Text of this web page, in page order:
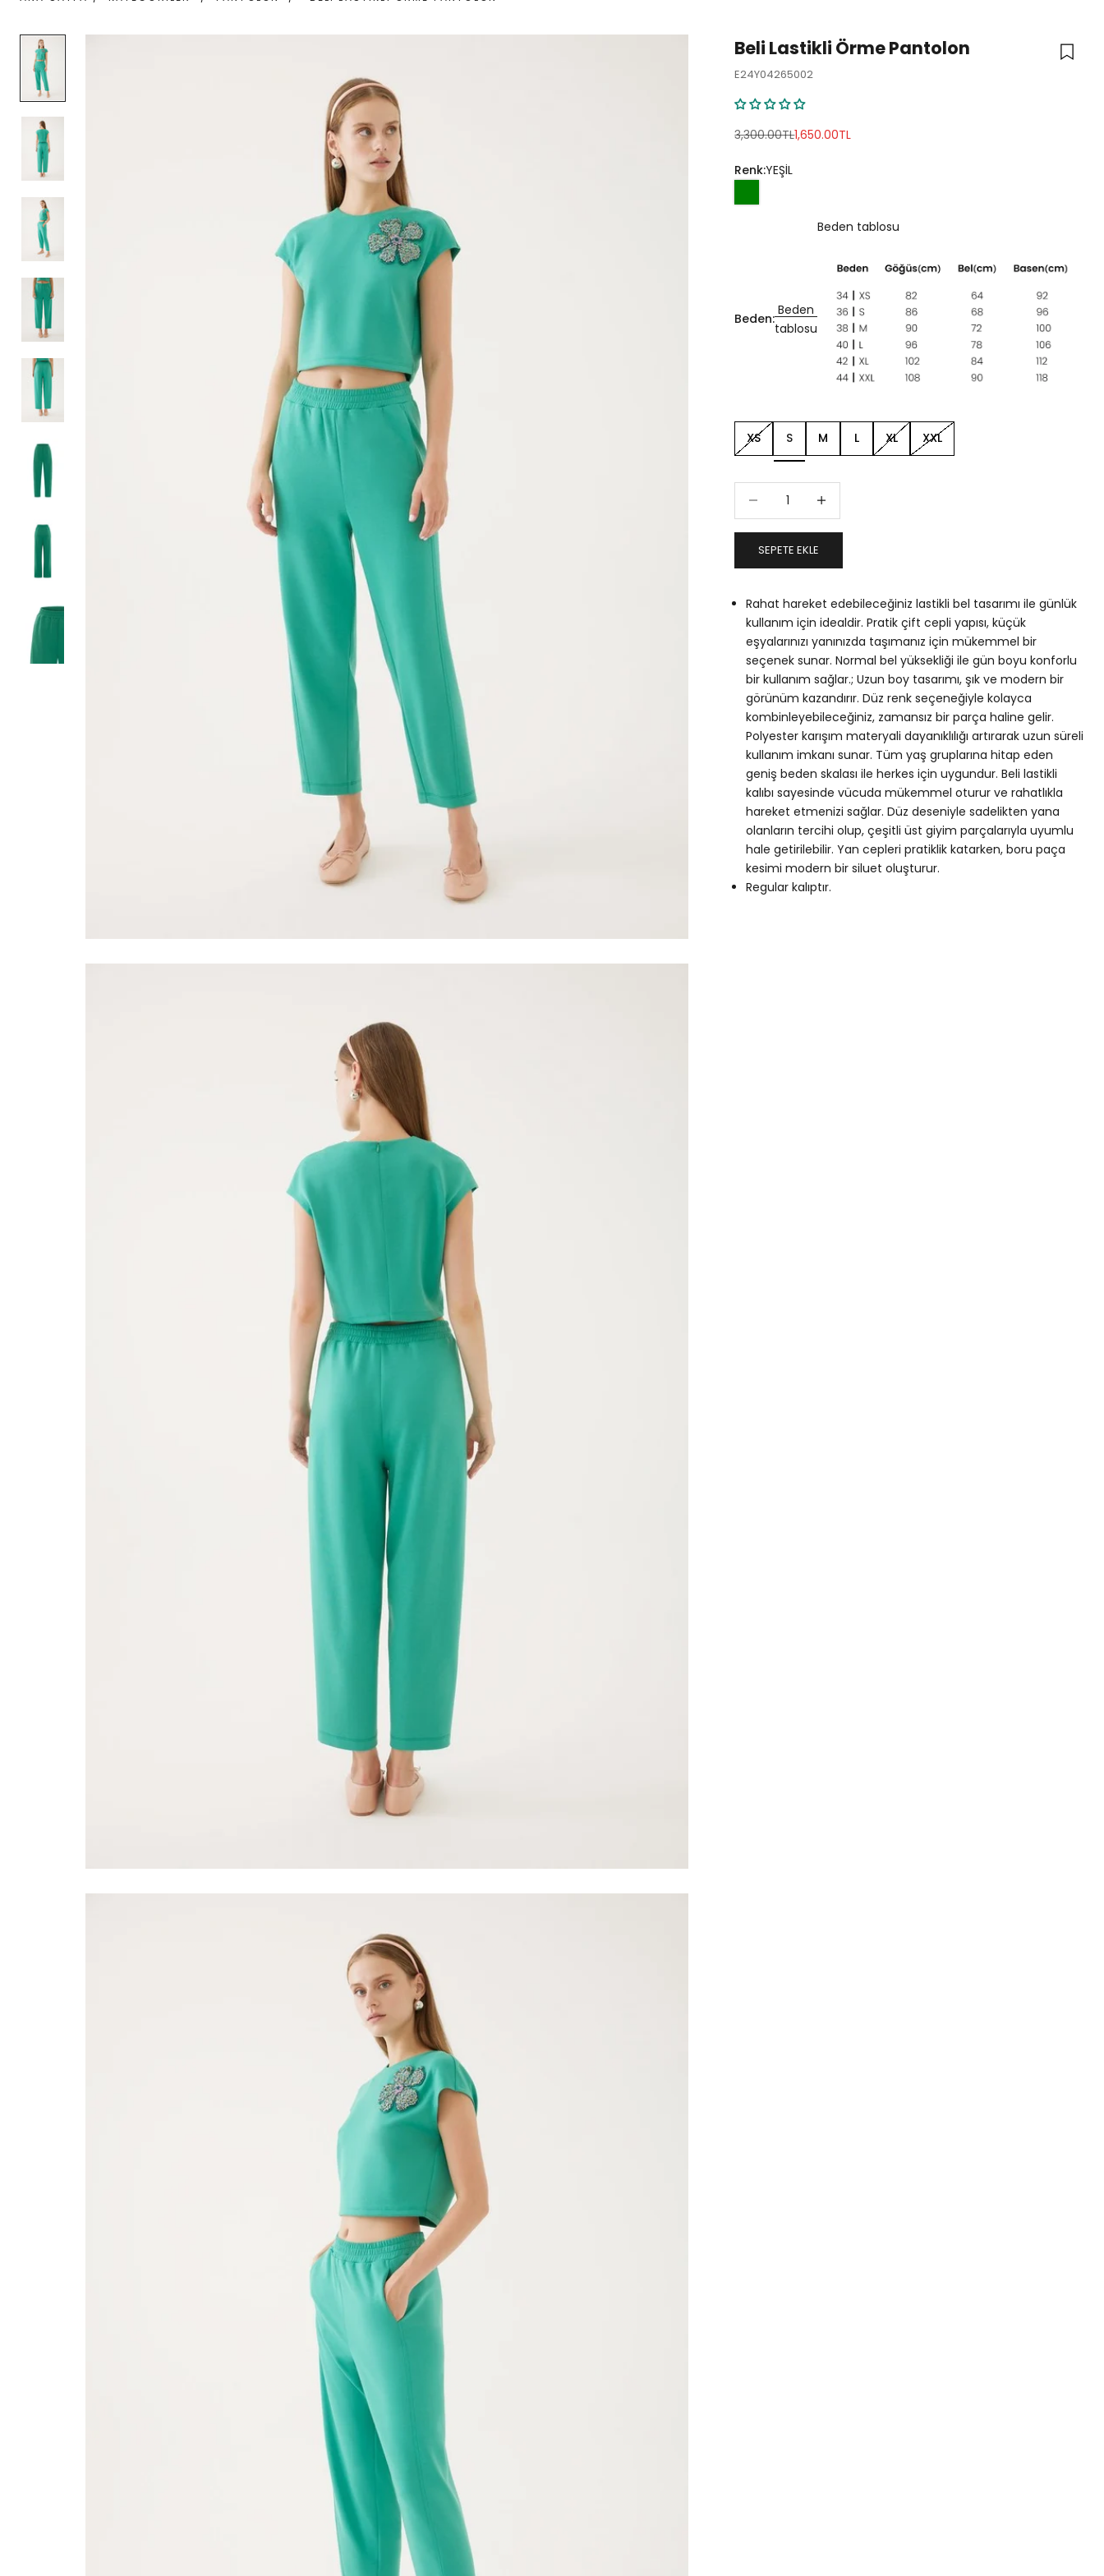
Beli Lastikli Örme Pantolon
E24Y04265002
Normal fiyat
3,300.00TLİndirimli fiyat
1,650.00TL
Renk:YEŞİL
Beden:
Beden
tablosu
Beden tablosu
XS S M L XL XXL
SEPETE EKLE
Rahat hareket edebileceğiniz lastikli bel tasarımı ile günlük
kullanım için idealdir. Pratik çift cepli yapısı, küçük
eşyalarınızı yanınızda taşımanız için mükemmel bir
seçenek sunar. Normal bel yüksekliği ile gün boyu konforlu
bir kullanım sağlar.; Uzun boy tasarımı, şık ve modern bir
görünüm kazandırır. Düz renk seçeneğiyle kolayca
kombinleyebileceğiniz, zamansız bir parça haline gelir.
Polyester karışım materyali dayanıklılığı artırarak uzun süreli
kullanım imkanı sunar. Tüm yaş gruplarına hitap eden
geniş beden skalası ile herkes için uygundur. Beli lastikli
kalıbı sayesinde vücuda mükemmel oturur ve rahatlıkla
hareket etmenizi sağlar. Düz deseniyle sadelikten yana
olanların tercihi olup, çeşitli üst giyim parçalarıyla uyumlu
hale getirilebilir. Yan cepleri pratiklik katarken, boru paça
kesimi modern bir siluet oluşturur.
Regular kalıptır.